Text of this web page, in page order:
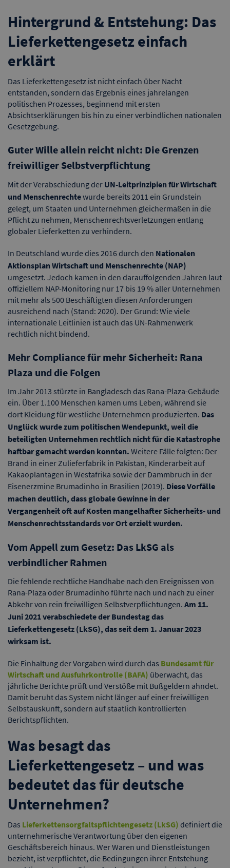
Hintergrund & Entstehung: Das
Lieferkettengesetz einfach
erklärt
Das Lieferkettengesetz ist nicht einfach über Nacht
entstanden, sondern das Ergebnis eines jahrelangen
politischen Prozesses, beginnend mit ersten
Absichtserklärungen bis hin zu einer verbindlichen nationalen
Gesetzgebung.
Guter Wille allein reicht nicht: Die Grenzen
freiwilliger Selbstverpflichtung
Mit der Verabschiedung der UN-Leitprinzipien für Wirtschaft
und Menschenrechtewurde bereits 2011 ein Grundstein
gelegt, um Staaten und Unternehmen gleichermaßen in die
Pflicht zu nehmen, Menschenrechtsverletzungen entlang
globaler Lieferketten zu verhindern.
In Deutschland wurde dies 2016 durch den Nationalen
Aktionsplan Wirtschaft und Menschenrechte (NAP)
umgesetzt. Jedoch kamen in den darauffolgenden Jahren laut
offiziellem NAP-Monitoring nur 17 bis 19 % aller Unternehmen
mit mehr als 500 Beschäftigten diesen Anforderungen
ausreichend nach (Stand: 2020). Der Grund: Wie viele
internationale Leitlinien ist auch das UN-Rahmenwerk
rechtlich nicht bindend.
Mehr Compliance für mehr Sicherheit: Rana
Plaza und die Folgen
Im Jahr 2013 stürzte in Bangladesch das Rana-Plaza-Gebäude
ein. Über 1.100 Menschen kamen ums Leben, während sie
dort Kleidung für westliche Unternehmen produzierten. Das
Unglück wurde zum politischen Wendepunkt, weil die
beteiligten Unternehmen rechtlich nicht für die Katastrophe
haftbar gemacht werden konnten. Weitere Fälle folgten: Der
Brand in einer Zulieferfabrik in Pakistan, Kinderarbeit auf
Kakaoplantagen in Westafrika sowie der Dammbruch in der
Eisenerzmine Brumadinho in Brasilien (2019). Diese Vorfälle
machen deutlich, dass globale Gewinne in der
Vergangenheit oft auf Kosten mangelhafter Sicherheits- und
Menschenrechtsstandards vor Ort erzielt wurden.
Vom Appell zum Gesetz: Das LkSG als
verbindlicher Rahmen
Die fehlende rechtliche Handhabe nach den Ereignissen von
Rana-Plaza oder Brumadinho führte nach und nach zu einer
Abkehr von rein freiwilligen Selbstverpflichtungen. Am 11.
Juni 2021 verabschiedete der Bundestag das
Lieferkettengesetz (LkSG), das seit dem 1. Januar 2023
wirksam ist.
Die Einhaltung der Vorgaben wird durch das Bundesamt für
Wirtschaft und Ausfuhrkontrolle (BAFA) überwacht, das
jährliche Berichte prüft und Verstöße mit Bußgeldern ahndet.
Damit beruht das System nicht länger auf einer freiwilligen
Selbstauskunft, sondern auf staatlich kontrollierten
Berichtspflichten.
Was besagt das
Lieferkettengesetz – und was
bedeutet das für deutsche
Unternehmen?
Das Lieferkettensorgfaltspflichtengesetz (LkSG) definiert die
unternehmerische Verantwortung über den eigenen
Geschäftsbereich hinaus. Wer Waren und Dienstleistungen
bezieht, ist verpflichtet, die Bedingungen ihrer Entstehung